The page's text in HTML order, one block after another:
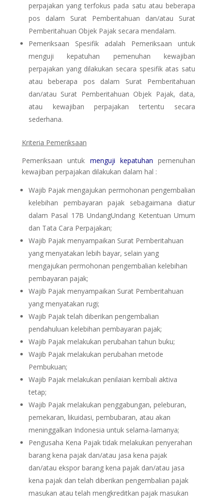
perpajakan yang terfokus pada satu atau beberapa
pos dalam Surat Pemberitahuan dan/atau Surat
Pemberitahuan Objek Pajak secara mendalam.
Pemeriksaan Spesifik adalah Pemeriksaan untuk
menguji kepatuhan pemenuhan kewajiban
perpajakan yang dilakukan secara spesifik atas satu
atau beberapa pos dalam Surat Pemberitahuan
dan/atau Surat Pemberitahuan Objek Pajak, data,
atau kewajiban perpajakan tertentu secara
sederhana.
Kriteria Pemeriksaan
Pemeriksaan untuk menguji kepatuhan pemenuhan
kewajiban perpajakan dilakukan dalam hal :
Wajib Pajak mengajukan permohonan pengembalian
kelebihan pembayaran pajak sebagaimana diatur
dalam Pasal 17B UndangUndang Ketentuan Umum
dan Tata Cara Perpajakan;
Wajib Pajak menyampaikan Surat Pemberitahuan
yang menyatakan lebih bayar, selain yang
mengajukan permohonan pengembalian kelebihan
pembayaran pajak;
Wajib Pajak menyampaikan Surat Pemberitahuan
yang menyatakan rugi;
Wajib Pajak telah diberikan pengembalian
pendahuluan kelebihan pembayaran pajak;
Wajib Pajak melakukan perubahan tahun buku;
Wajib Pajak melakukan perubahan metode
Pembukuan;
Wajib Pajak melakukan penilaian kembali aktiva
tetap;
Wajib Pajak melakukan penggabungan, peleburan,
pemekaran, likuidasi, pembubaran, atau akan
meninggalkan Indonesia untuk selama-lamanya;
Pengusaha Kena Pajak tidak melakukan penyerahan
barang kena pajak dan/atau jasa kena pajak
dan/atau ekspor barang kena pajak dan/atau jasa
kena pajak dan telah diberikan pengembalian pajak
masukan atau telah mengkreditkan pajak masukan